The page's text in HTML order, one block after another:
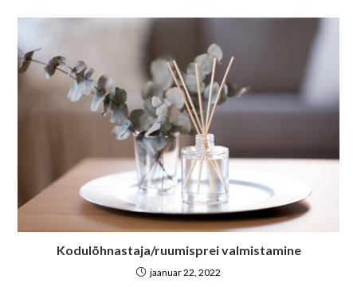
Kodulõhnastaja/ruumisprei valmistamine
jaanuar 22, 2022